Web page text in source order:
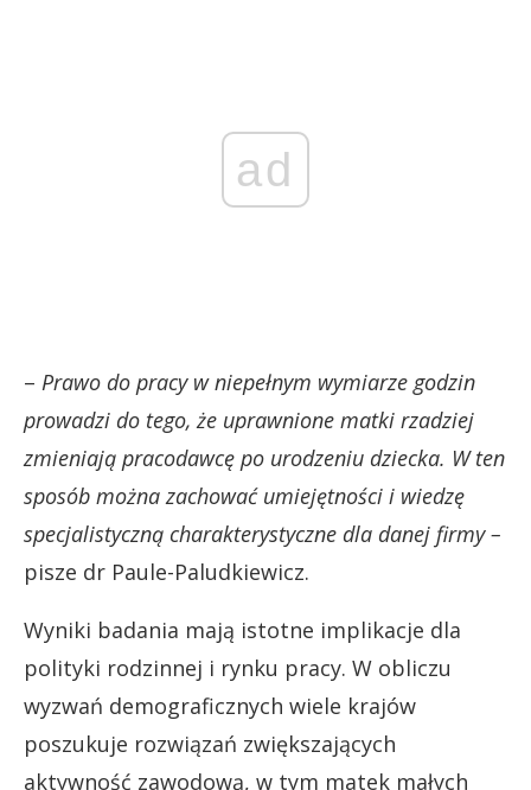
ad
– Prawo do pracy w niepełnym wymiarze godzin
prowadzi do tego, że uprawnione matki rzadziej
zmieniają pracodawcę po urodzeniu dziecka. W ten
sposób można zachować umiejętności i wiedzę
specjalistyczną charakterystyczne dla danej firmy –
pisze dr Paule-Paludkiewicz.
Wyniki badania mają istotne implikacje dla
polityki rodzinnej i rynku pracy. W obliczu
wyzwań demograficznych wiele krajów
poszukuje rozwiązań zwiększających
aktywność zawodową, w tym matek małych